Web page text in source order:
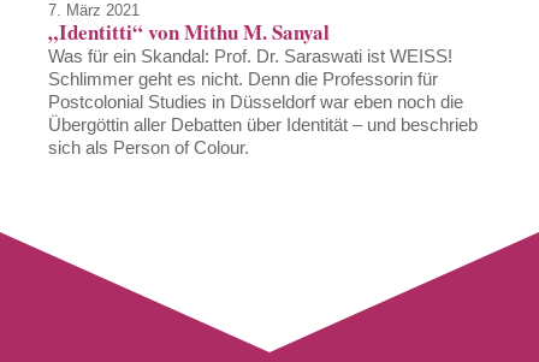
7. März 2021
„Identitti“ von Mithu M. Sanyal
Was für ein Skandal: Prof. Dr. Saraswati ist WEISS!
Schlimmer geht es nicht. Denn die Professorin für
Postcolonial Studies in Düsseldorf war eben noch die
Übergöttin aller Debatten über Identität – und beschrieb
sich als Person of Colour.